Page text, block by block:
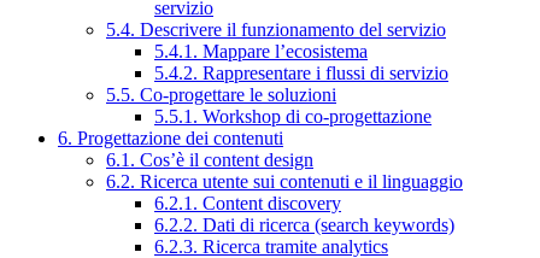
servizio
5.4. Descrivere il funzionamento del servizio
5.4.1. Mappare l’ecosistema
5.4.2. Rappresentare i flussi di servizio
5.5. Co-progettare le soluzioni
5.5.1. Workshop di co-progettazione
6. Progettazione dei contenuti
6.1. Cos’è il content design
6.2. Ricerca utente sui contenuti e il linguaggio
6.2.1. Content discovery
6.2.2. Dati di ricerca (search keywords)
6.2.3. Ricerca tramite analytics